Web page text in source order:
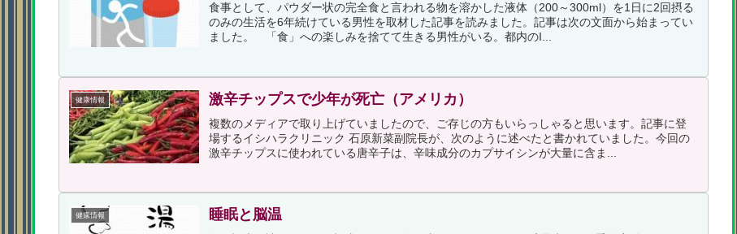
食事として、パウダー状の完全食と言われる物を溶かした液体（200～300ml）を1日に2回摂る
のみの生活を6年続けている男性を取材した記事を読みました。記事は次の文面から始まってい
ました。 「食」への楽しみを捨てて生きる男性がいる。都内のI...
健康情報 激辛チップスで少年が死亡（アメリカ）
複数のメディアで取り上げていましたので、ご存じの方もいらっしゃると思います。記事に登
場するイシハラクリニック 石原新菜副院長が、次のように述べたと書かれていました。今回の
激辛チップスに使われている唐辛子は、辛味成分のカプサイシンが大量に含ま...
健康情報 睡眠と脳温